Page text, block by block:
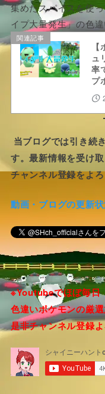
集めたスパイスを使
イプ大量発生」の色
関連記事
ュ
率
プ
当ブログでは引き続
す。最新情報を受け
チャンネル登録をよ
動画・ブログの更新
※Youtubeでほぼ毎日
色違いポケモンの厳
是非チャンネル登録